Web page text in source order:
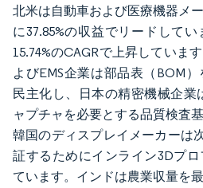
北米は自動車および医療機器メ
に37.85%の収益でリードして
15.74%のCAGRで上昇していま
よびEMS企業は部品表（BOM
民主化し、日本の精密機械企業
ャプチャを必要とする品質検査
韓国のディスプレイメーカーは
証するためにインライン3Dプ
ています。インドは農業収量を